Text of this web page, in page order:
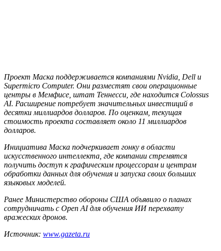
Проект Маска поддерживается компаниями Nvidia, Dell и
Supermicro Computer. Они разместят свои операционные
центры в Мемфисе, штат Теннесси, где находится Colossus
AI. Расширение потребует значительных инвестиций в
десятки миллиардов долларов. По оценкам, текущая
стоимость проекта составляет около 11 миллиардов
долларов.
Инициатива Маска подчеркивает гонку в области
искусственного интеллекта, где компании стремятся
получить доступ к графическим процессорам и центрам
обработки данных для обучения и запуска своих больших
языковых моделей.
Ранее Министерство обороны США объявило о планах
сотрудничать с Open AI для обучения ИИ перехвату
вражеских дронов.
Источник: www.gazeta.ru